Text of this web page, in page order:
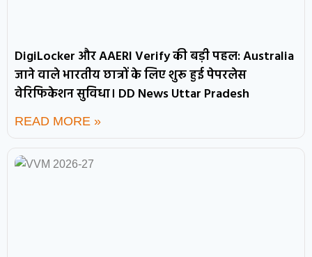
DigiLocker और AAERI Verify की बड़ी पहल: Australia
जाने वाले भारतीय छात्रों के लिए शुरू हुई पेपरलेस
वेरिफिकेशन सुविधा। DD News Uttar Pradesh
READ MORE »